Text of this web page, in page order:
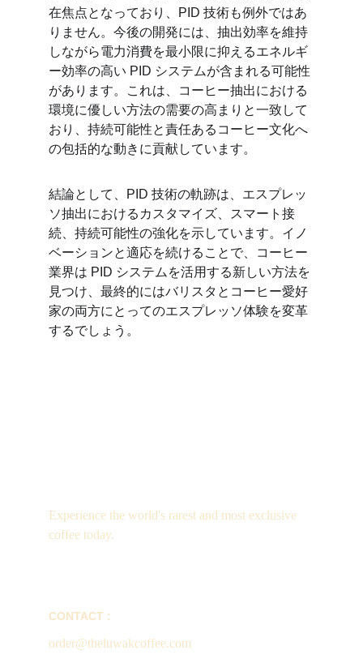
在焦点となっており、PID 技術も例外ではあ
りません。今後の開発には、抽出効率を維持
しながら電力消費を最小限に抑えるエネルギ
ー効率の高い PID システムが含まれる可能性
があります。これは、コーヒー抽出における
環境に優しい方法の需要の高まりと一致して
おり、持続可能性と責任あるコーヒー文化へ
の包括的な動きに貢献しています。
結論として、PID 技術の軌跡は、エスプレッ
ソ抽出におけるカスタマイズ、スマート接
続、持続可能性の強化を示しています。イノ
ベーションと適応を続けることで、コーヒー
業界は PID システムを活用する新しい方法を
見つけ、最終的にはバリスタとコーヒー愛好
家の両方にとってのエスプレッソ体験を変革
するでしょう。
Experience the world's rarest and most exclusive
coffee today.
CONTACT :
order@theluwakcoffee.com